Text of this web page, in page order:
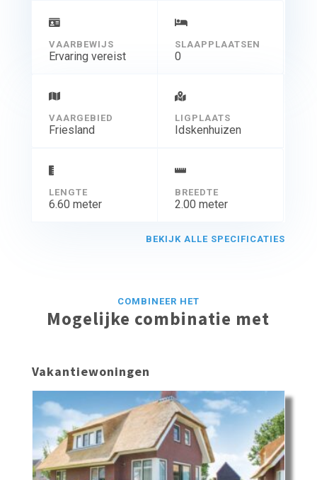
VAARBEWIJS
Ervaring vereist
SLAAPPLAATSEN
0
VAARGEBIED
Friesland
LIGPLAATS
Idskenhuizen
LENGTE
6.60 meter
BREEDTE
2.00 meter
BEKIJK ALLE SPECIFICATIES
COMBINEER HET
Mogelijke combinatie met
Vakantiewoningen